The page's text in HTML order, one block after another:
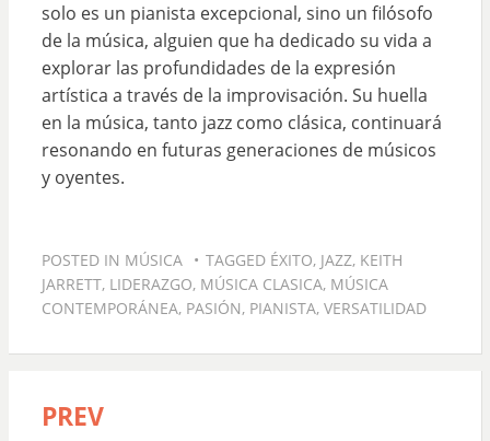
solo es un pianista excepcional, sino un filósofo
de la música, alguien que ha dedicado su vida a
explorar las profundidades de la expresión
artística a través de la improvisación. Su huella
en la música, tanto jazz como clásica, continuará
resonando en futuras generaciones de músicos
y oyentes.
POSTED IN MÚSICA TAGGED ÉXITO, JAZZ, KEITH
JARRETT, LIDERAZGO, MÚSICA CLASICA, MÚSICA
CONTEMPORÁNEA, PASIÓN, PIANISTA, VERSATILIDAD
Navegación
PREV